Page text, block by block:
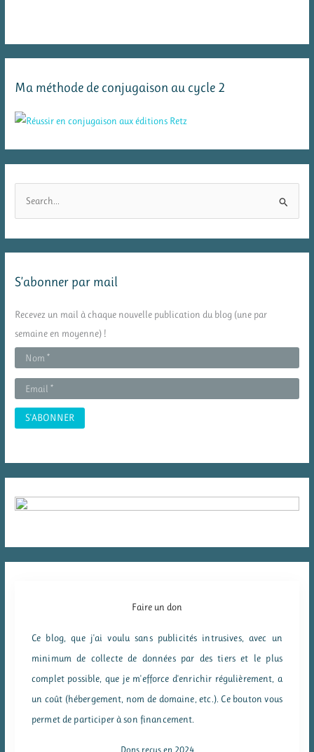
Ma méthode de conjugaison au cycle 2
r
:
S’abonner par mail
Recevez un mail à chaque nouvelle publication du blog (une par
semaine en moyenne) !
Faire un don
Ce blog, que j'ai voulu sans publicités intrusives, avec un
minimum de collecte de données par des tiers et le plus
complet possible, que je m'efforce d'enrichir régulièrement, a
un coût (hébergement, nom de domaine, etc.). Ce bouton vous
permet de participer à son financement.
Dons reçus en 2024